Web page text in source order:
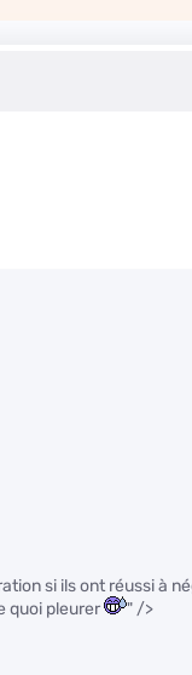
si ils ont réussi à
quoi pleurer
" />